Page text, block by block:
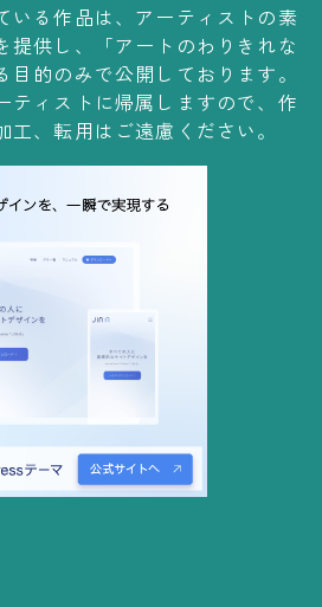
る作品は、アーティストの素
提供し、「アートのわりきれな
的のみで公開しております。
ティストに帰属しますので、作
、転用はご遠慮ください。